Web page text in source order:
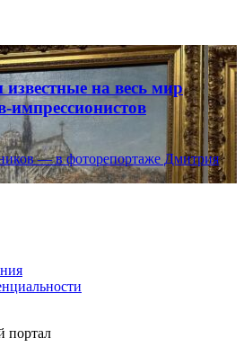
известные на весь мир
импрессионистов
— в фоторепортаже Дмитрия
портал